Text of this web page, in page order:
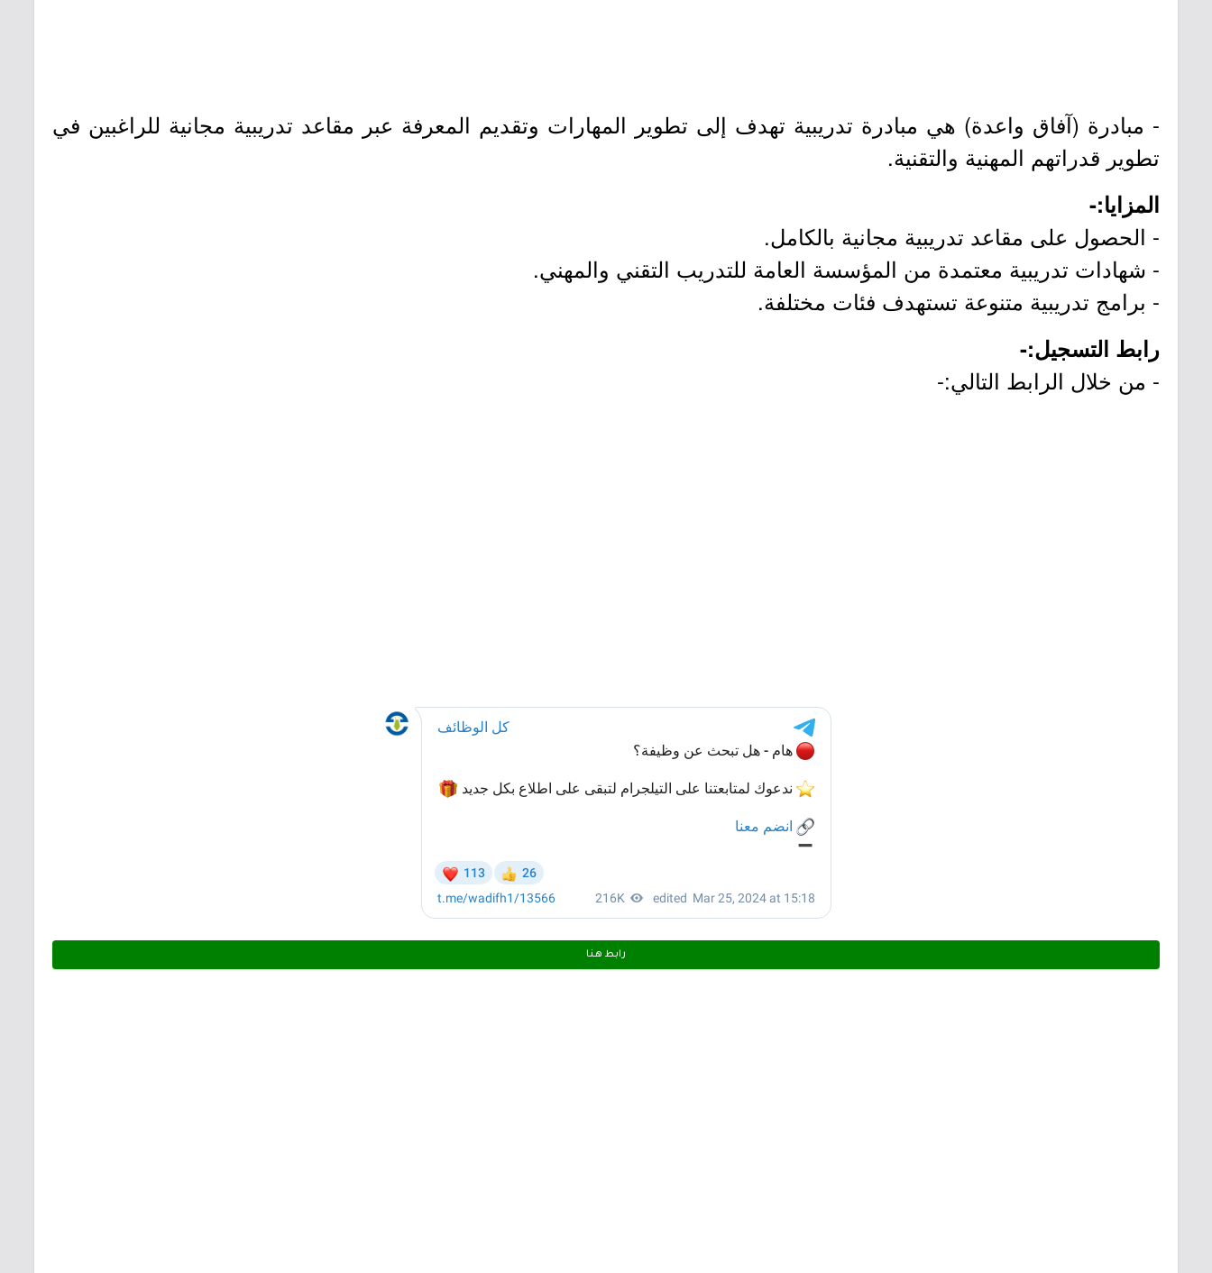
- مبادرة (آفاق واعدة) هي مبادرة تدريبية تهدف إلى تطوير المهارات وتقديم المعرفة عبر مقاعد تدريبية مجانية للراغبين في
تطوير قدراتهم المهنية والتقنية.
المزايا:-
- الحصول على مقاعد تدريبية مجانية بالكامل.
- شهادات تدريبية معتمدة من المؤسسة العامة للتدريب التقني والمهني.
- برامج تدريبية متنوعة تستهدف فئات مختلفة.
رابط التسجيل:-
- من خلال الرابط التالي:-
رابط هـنـا